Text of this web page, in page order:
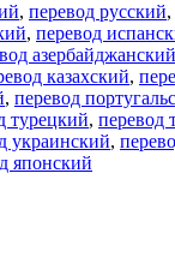
, перевод русский,
, перевод
азербайджанский
казахский,
, перевод
турецкий, перевод
украинский,
японский